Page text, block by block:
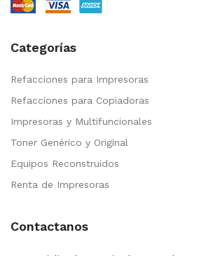
Categorías
Refacciones para Impresoras
Refacciones para Copiadoras
Impresoras y Multifuncionales
Toner Genérico y Original
Equipos Reconstruidos
Renta de Impresoras
Contactanos